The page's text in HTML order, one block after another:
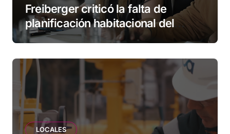
Freiberger criticó la falta de
planificación habitacional del
Municipio: “Vuoto deja afuera a
esperando”
LOCALES